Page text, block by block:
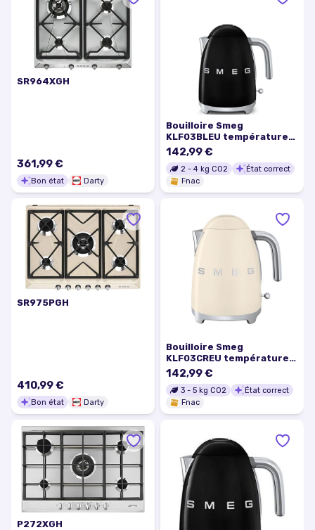
SR964XGH
361,99 €
Bon état Darty
Bouilloire Smeg
KLF03BLEU température
fixe 2400 W Noir
142,99 €
2 - 4 kg CO2
État correct
Fnac
SR975PGH
410,99 €
Bon état Darty
Bouilloire Smeg
KLF03CREU température
fixe 2400 W Crème
142,99 €
3 - 5 kg CO2
État correct
Fnac
P272XGH